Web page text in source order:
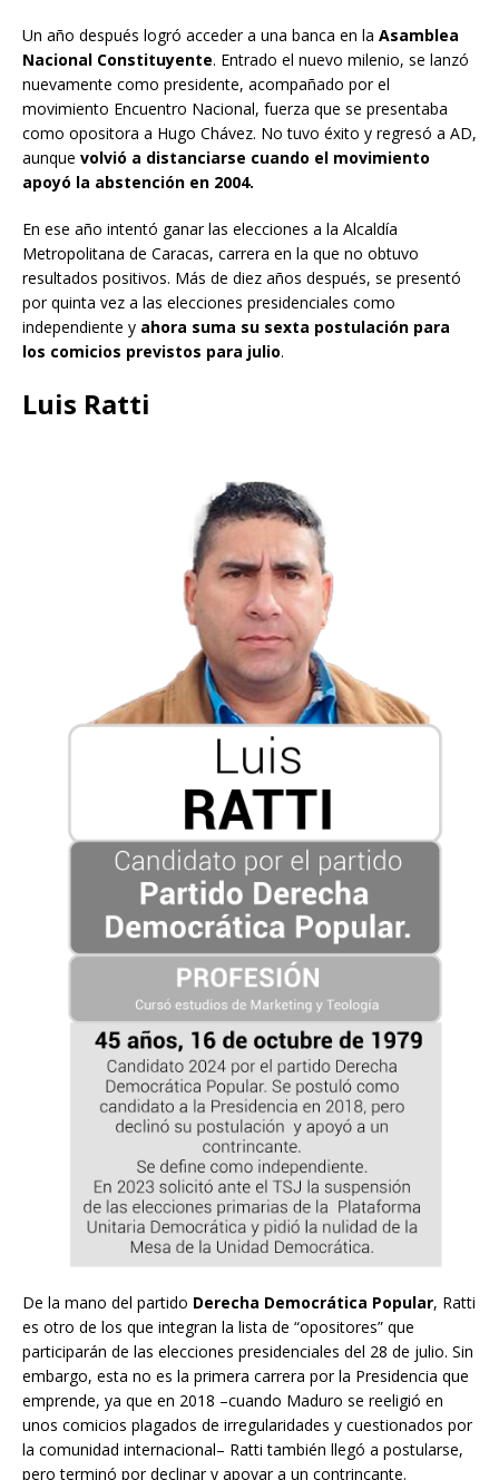
Un año después logró acceder a una banca en la Asamblea
Nacional Constituyente. Entrado el nuevo milenio, se lanzó
nuevamente como presidente, acompañado por el
movimiento Encuentro Nacional, fuerza que se presentaba
como opositora a Hugo Chávez. No tuvo éxito y regresó a AD,
aunque volvió a distanciarse cuando el movimiento
apoyó la abstención en 2004.
En ese año intentó ganar las elecciones a la Alcaldía
Metropolitana de Caracas, carrera en la que no obtuvo
resultados positivos. Más de diez años después, se presentó
por quinta vez a las elecciones presidenciales como
independiente y ahora suma su sexta postulación para
los comicios previstos para julio.
Luis Ratti
De la mano del partido Derecha Democrática Popular, Ratti
es otro de los que integran la lista de “opositores” que
participarán de las elecciones presidenciales del 28 de julio. Sin
embargo, esta no es la primera carrera por la Presidencia que
emprende, ya que en 2018 –cuando Maduro se reeligió en
unos comicios plagados de irregularidades y cuestionados por
la comunidad internacional– Ratti también llegó a postularse,
pero terminó por declinar y apoyar a un contrincante.